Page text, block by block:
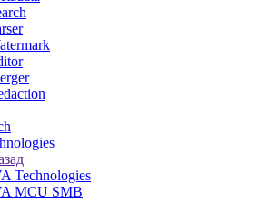
Technologies
MCU SMB